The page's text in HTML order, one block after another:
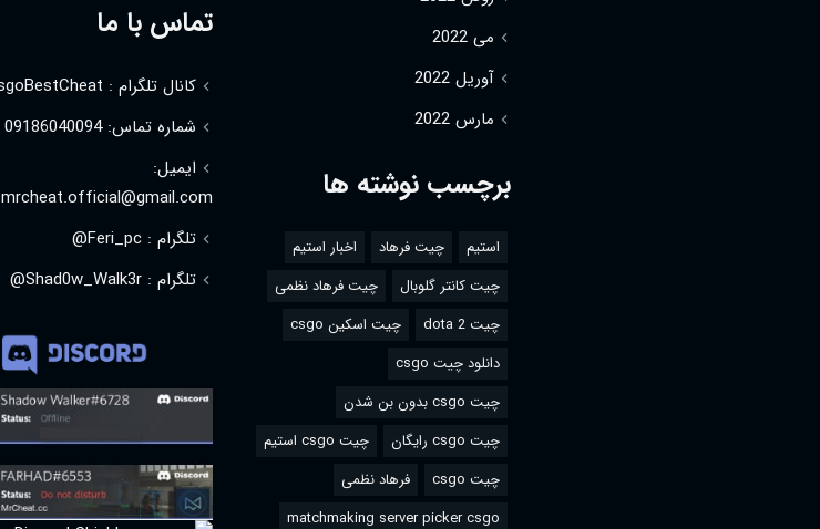
می 2022
آوریل 2022
مارس 2022
برچسب نوشته ها
استیم چیت فرهاد
اخبار استیم
چیت کانتر گلوبال
چیت فرهاد نظمی
چیت dota 2
چیت اسکین csgo
دانلود چیت csgo
چیت csgo بدون بن شدن
چیت csgo رایگان
چیت csgo استیم
چیت csgo
فرهاد نظمی
matchmaking server picker csgo
تماس با ما
کانال تلگرام : CsgoBestCheat@
شماره تماس: 09186040094
ایمیل:
mrcheat.official@gmail.com
تلگرام : Feri_pc@
تلگرام : Shad0w_Walk3r@